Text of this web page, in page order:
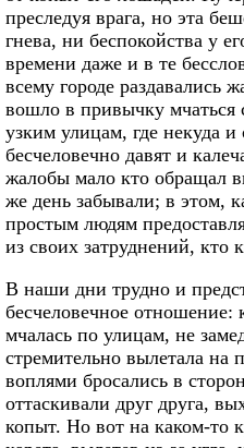
преследуя врага, но эта
гнева, ни беспокойства у
времени даже и в те
всему городе раздавались
вошло в привычку мчаться
узким улицам, где некуда
бесчеловечно давят и
жалобы мало кто обращал
же день забывали; в этом,
простым людям
из своих затруднений, кто
В наши дни трудно и
бесчеловечное отношение:
мчалась по улицам, не
стремительно вылетала
воплями бросались в
оттаскивали друг друга,
копыт. Но вот на каком-то